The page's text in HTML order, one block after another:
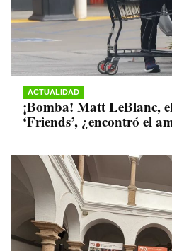
ACTUALIDAD
¡Bomba! Matt LeBlanc,
‘Friends’, ¿encontró el